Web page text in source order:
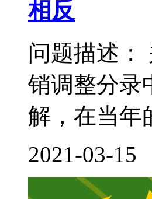
相反
问题描述：
销调整分录
解，在当年
2021-03-15